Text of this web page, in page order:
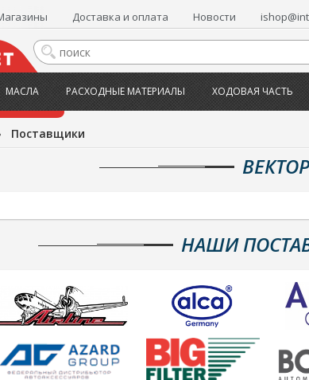
Доставка и оплата Новости
МАСЛА РАСХОДНЫЕ МАТЕРИАЛЫ ХОДОВАЯ ЧАСТЬ
Поставщики
ВЕКТОР
НАШИ